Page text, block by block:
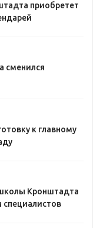
приобретет
сменился
к главному
Кронштадта
специалистов